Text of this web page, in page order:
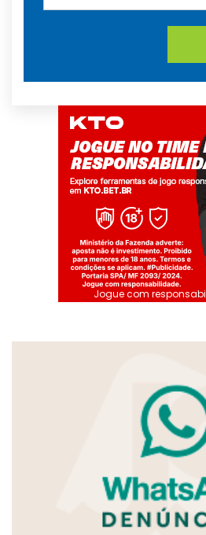
Jogue com